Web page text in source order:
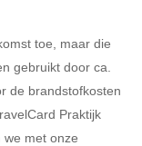
toe, maar die
gebruikt door ca.
de brandstofkosten
Praktijk
met onze